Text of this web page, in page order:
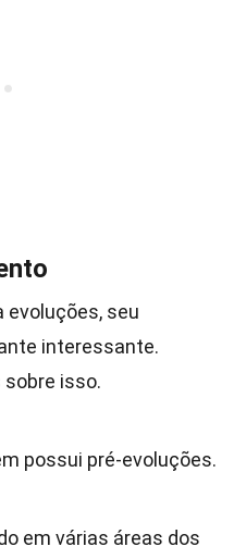
evoluções, seu
interessante.
isso.
possui pré-evoluções.
em várias áreas dos